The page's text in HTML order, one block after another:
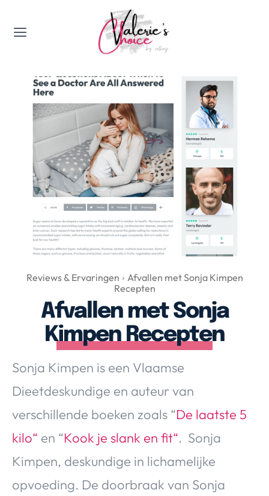
Valerie's Topics
Travel & Culture
Happyness & Opmerkelijk
Lifestyle, Sport & Duurzaamheid
Gadgets & Tech
Top 5 van Valerie
Health & Beauty
Huis & Tuin
Nieuws & Media
Over Valerie
Over Valerie
De Top 5
Contact
VALERIE'S CHOICE
Food & Drinks Health & Beauty Gadgets
Huis & Tuin
Reviews & Ervaringen
Afvallen met Sonja Kimpen
Recepten
Afvallen met Sonja
Kimpen Recepten
Sonja Kimpen is een Vlaamse
Dieetdeskundige en auteur van
verschillende boeken zoals “De laatste 5
kilo“ en “Kook je slank en fit“. Sonja
Kimpen, deskundige in lichamelijke
opvoeding. De doorbraak van Sonja